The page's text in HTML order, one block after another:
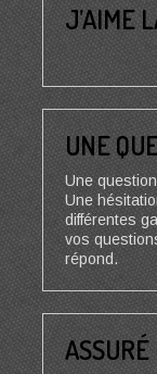
J’AIME
UNE
Une
Une
différentes
vos
répond.